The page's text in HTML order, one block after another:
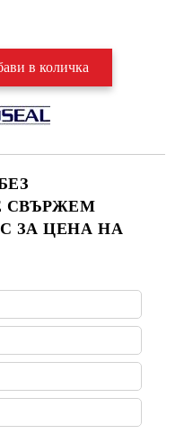
СВЪРЖЕМ
ЗА ЦЕНА НА